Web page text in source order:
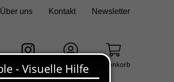
Über uns Kontakt Newsletter
Instagram Login Warenkorb